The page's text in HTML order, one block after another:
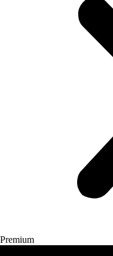
Premium